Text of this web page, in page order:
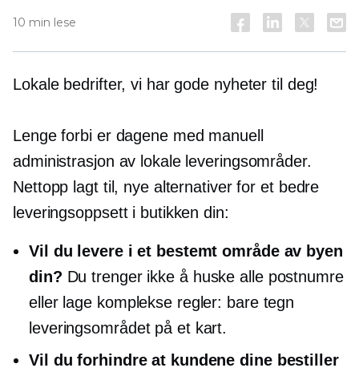
10 min lese
Lokale bedrifter, vi har gode nyheter til deg!
Lenge forbi er dagene med manuell
administrasjon av lokale leveringsområder.
Nettopp lagt til, nye alternativer for et bedre
leveringsoppsett i butikken din:
Vil du levere i et bestemt område av byen
din? Du trenger ikke å huske alle postnumre
eller lage komplekse regler: bare tegn
leveringsområdet på et kart.
Vil du forhindre at kundene dine bestiller